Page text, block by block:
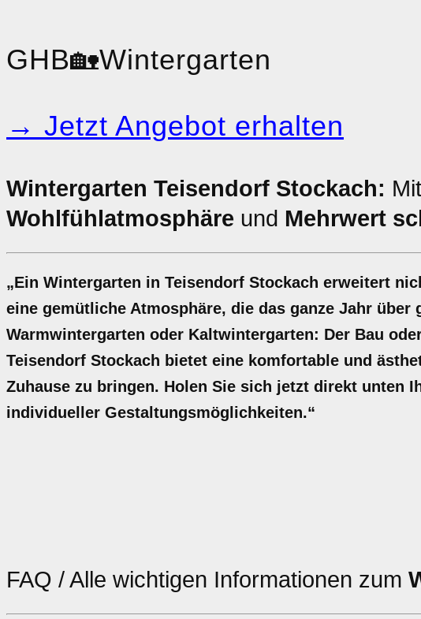
GHB🏡Wintergarten
→ Jetzt Angebot erhalten
Wintergarten Teisendorf Stockach:
Wohlfühlatmosphäre und Mehrwert
„Ein Wintergarten in Teisendorf Stockach erweitert
eine gemütliche Atmosphäre, die das ganze Jahr über
Warmwintergarten oder Kaltwintergarten: Der Bau
Teisendorf Stockach bietet eine komfortable und
Zuhause zu bringen. Holen Sie sich jetzt direkt unten
individueller Gestaltungsmöglichkeiten.“
FAQ / Alle wichtigen Informationen zum